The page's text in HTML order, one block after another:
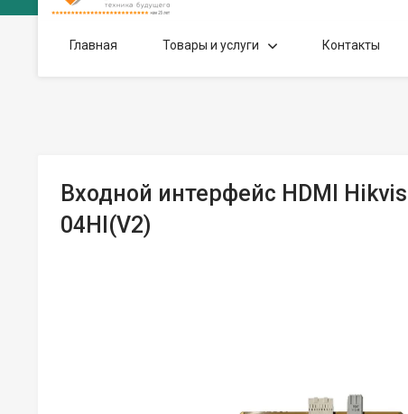
Главная Товары и услуги Контакты
Входной интерфейс HDMI
04HI(V2)